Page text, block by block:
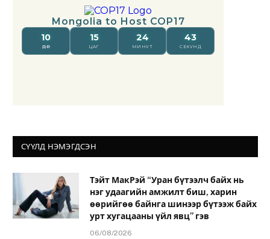
СҮҮЛД НЭМЭГДСЭН
Тэйт МакРэй “Уран бүтээлч байх нь
нэг удаагийн амжилт биш, харин
өөрийгөө байнга шинээр бүтээж байх
урт хугацааны үйл явц” гэв
06/08/2026